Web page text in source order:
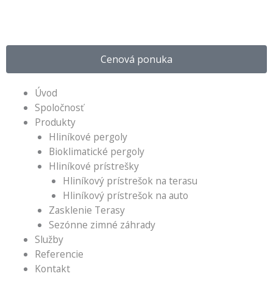
Cenová ponuka
Úvod
Spoločnosť
Produkty
Hliníkové pergoly
Bioklimatické pergoly
Hliníkové prístrešky
Hliníkový prístrešok na terasu
Hliníkový prístrešok na auto
Zasklenie Terasy
Sezónne zimné záhrady
Služby
Referencie
Kontakt
Menu